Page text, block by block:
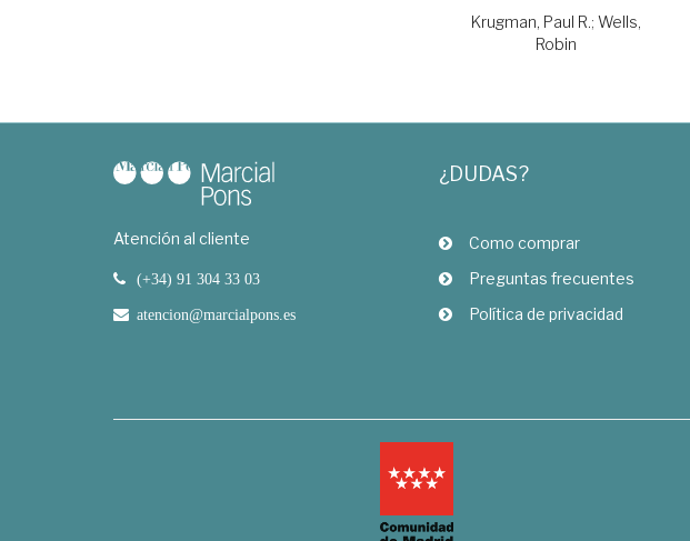
Krugman, Paul R.; Wells,
Robin
Atención al cliente
(+34) 91 304 33 03
atencion@marcialpons.es
¿DUDAS?
Como comprar
Preguntas frecuentes
Política de privacidad